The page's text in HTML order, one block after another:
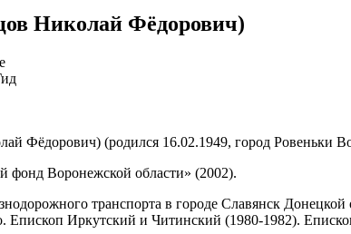
Николай Фёдорович)
Фёдорович) (родился 16.02.1949, город Ровеньки
фонд Воронежской области» (2002).
транспорта в городе Славянск
Епископ Иркутский и Читинский (1980-1982).